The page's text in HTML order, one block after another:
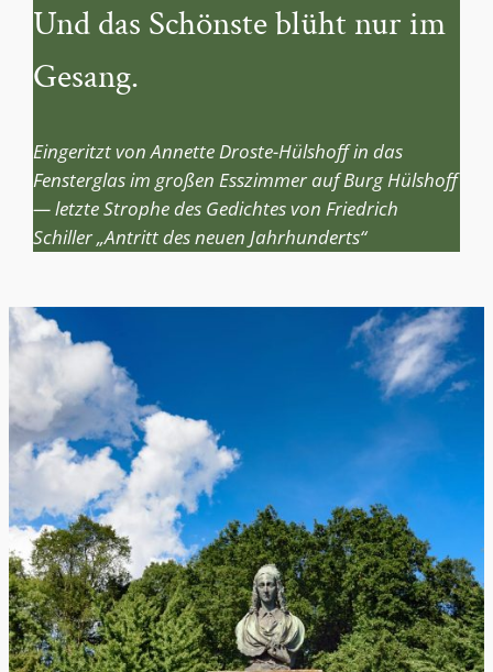
Und das Schönste blüht nur im
Gesang.
Eingeritzt von Annette Droste-Hülshoff in das
Fensterglas im großen Esszimmer auf Burg Hülshoff
— letzte Strophe des Gedichtes von Friedrich
Schiller „Antritt des neuen Jahrhunderts“